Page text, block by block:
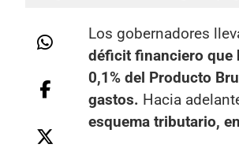
Los gobernadores
déficit financiero que
0,1% del Producto
gastos. Hacia
esquema tributario,